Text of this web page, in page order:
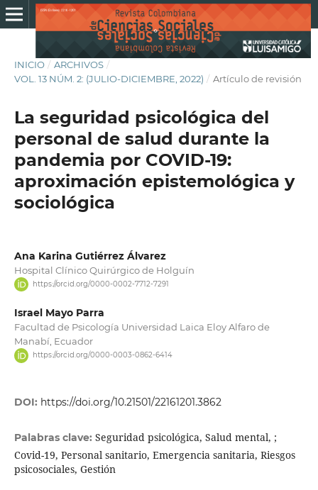
INICIO / ARCHIVOS /
VOL. 13 NÚM. 2: (JULIO-DICIEMBRE, 2022) / Artículo de revisión
La seguridad psicológica del
personal de salud durante la
pandemia por COVID-19:
aproximación epistemológica y
sociológica
Ana Karina Gutiérrez Álvarez
Hospital Clínico Quirúrgico de Holguín
https://orcid.org/0000-0002-7712-7291
Israel Mayo Parra
Facultad de Psicología Universidad Laica Eloy Alfaro de
Manabí, Ecuador
https://orcid.org/0000-0003-0862-6414
DOI: https://doi.org/10.21501/22161201.3862
Palabras clave: Seguridad psicológica, Salud mental, ;
Covid-19, Personal sanitario, Emergencia sanitaria, Riesgos
psicosociales, Gestión